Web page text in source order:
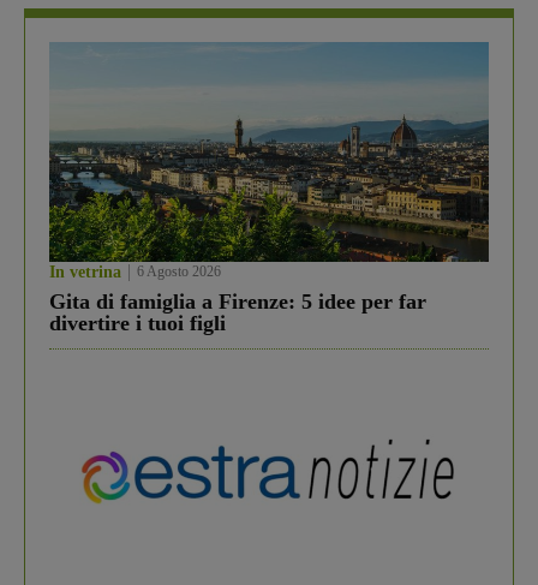
In vetrina 6 Agosto 2026
Gita di famiglia a Firenze: 5 idee per far
divertire i tuoi figli